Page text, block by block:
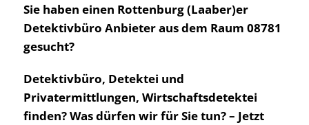
Sie haben einen Rottenburg (Laaber)er
Detektivbüro Anbieter aus dem Raum 08781
gesucht?
Detektivbüro, Detektei und
Privatermittlungen, Wirtschaftsdetektei
finden? Was dürfen wir für Sie tun? – Jetzt